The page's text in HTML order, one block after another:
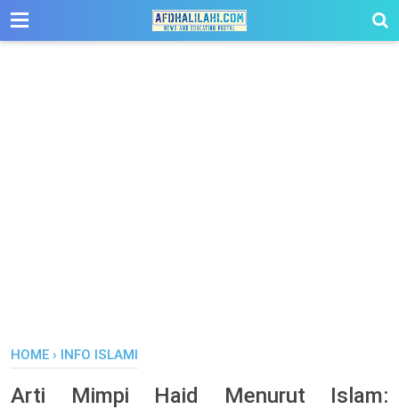
-->
HOME › INFO ISLAMI
Arti Mimpi Haid Menurut Islam: